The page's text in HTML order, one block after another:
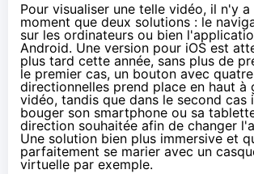
Pour visualiser une telle vidéo, il n'y
moment que deux solutions : le
sur les ordinateurs ou bien
Android. Une version pour iOS est
plus tard cette année, sans plus de
le premier cas, un bouton avec
directionnelles prend place en haut à
vidéo, tandis que dans le second cas
bouger son smartphone ou sa
direction souhaitée afin de changer
Une solution bien plus immersive et
parfaitement se marier avec un
virtuelle par exemple.